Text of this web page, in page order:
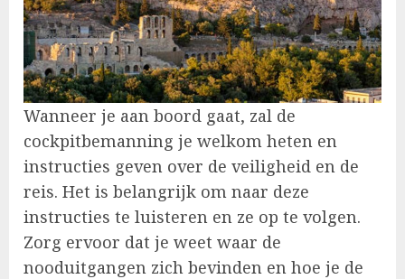
Wanneer je aan boord gaat, zal de
cockpitbemanning je welkom heten en
instructies geven over de veiligheid en de
reis. Het is belangrijk om naar deze
instructies te luisteren en ze op te volgen.
Zorg ervoor dat je weet waar de
nooduitgangen zich bevinden en hoe je de